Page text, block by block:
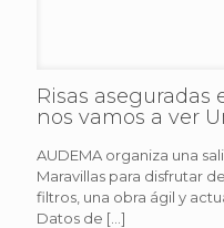
Risas aseguradas
nos vamos a ver
AUDEMA organiza una
Maravillas para disfrutar
filtros, una obra ágil y
Datos de […]